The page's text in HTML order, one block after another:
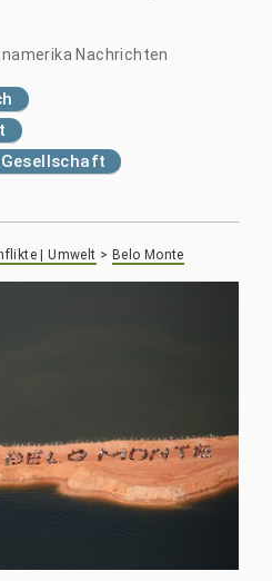
Nachrichten
| Umwelt > Belo Monte